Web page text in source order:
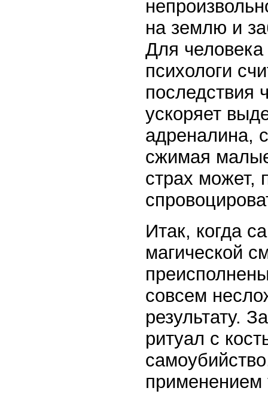
на землю и
Для
психологи
последствия
ускоряет
адреналина,
сжимая
страх может,
Итак, когда
магической
совсем
результату.
ритуал с
применением